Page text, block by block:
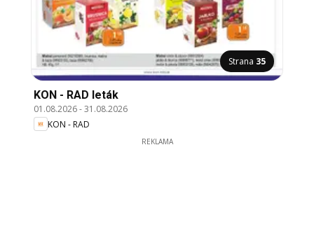
Strana 35
KON - RAD leták
01.08.2026-31.08.2026
KON - RAD
REKLAMA